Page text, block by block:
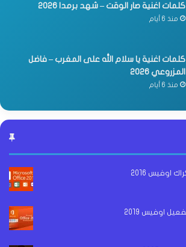
كلمات اغنية صار الوقت – شهد برمدا 2026
منذ 6 أيام
كلمات اغنية يا سلام الله على المغرب – فاضل
المزروعي 2026
منذ 6 أيام